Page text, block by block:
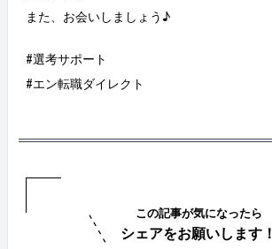
また、お会いしましょう♪
#選考サポート
#エン転職ダイレクト
この記事が気になったら
シェアをお願いします！